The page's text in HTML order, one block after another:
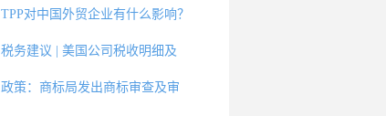
TPP对中国外贸企业有什么影响？
税务建议 | 美国公司税收明细及
政策：商标局发出商标审查及审